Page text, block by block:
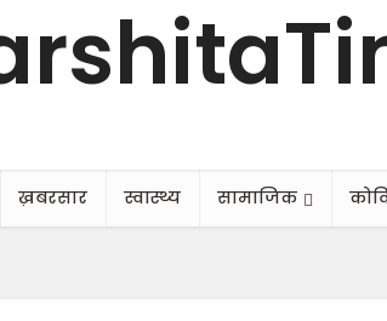
ख़बरसार स्वास्थ्य सामाजिक